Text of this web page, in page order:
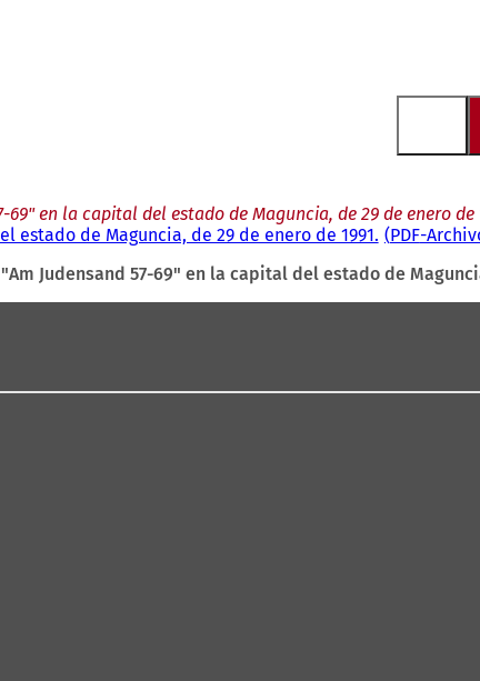
en la capital del estado de Maguncia, de 29 de enero de
de Maguncia, de 29 de enero de 1991. PDF-
Judensand 57-69" en la capital del estado de